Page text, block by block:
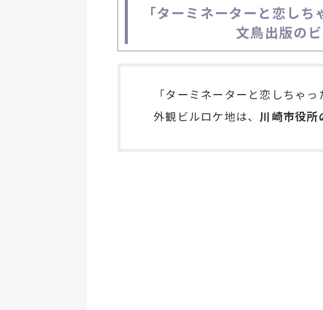
「ターミネーターと恋し
文鳥出版の
「ターミネーターと恋しちゃ
外観ビルロケ地は、 川崎市役所